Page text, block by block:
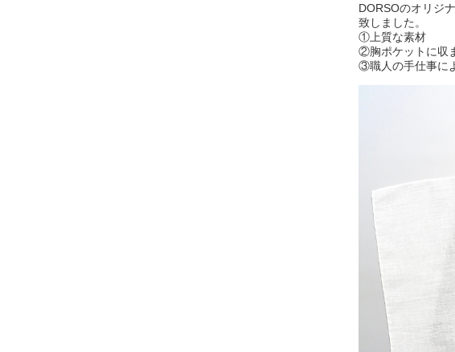
DORSOのオリジ
致しました。
①上質な素材
②胸ポケットに収
③職人の手仕事に